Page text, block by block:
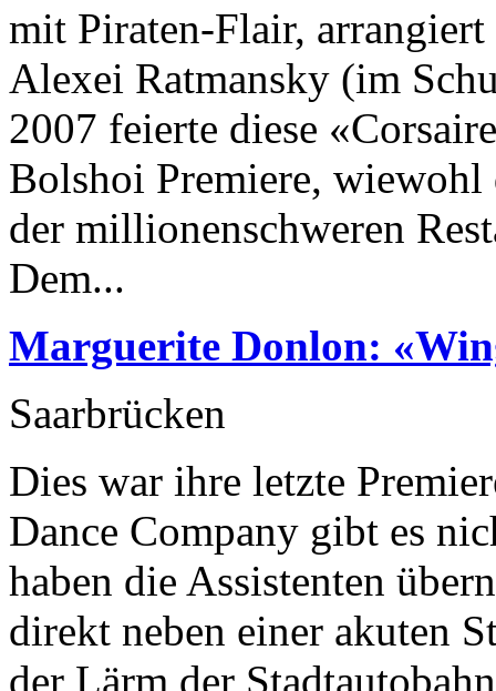
mit Piraten-Flair,
Alexei Ratmansky (im
2007 feierte diese
Bolshoi Premiere, wiewohl
der millionenschweren
Dem...
Marguerite Donlon:
Saarbrücken
Dies war ihre letzte
Dance Company gibt es
haben die Assistenten
direkt neben einer akuten
der Lärm der